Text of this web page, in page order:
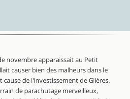
novembre apparaissait au Petit
causer bien des malheurs dans le
de l'investissement de Glières.
de parachutage merveilleux,